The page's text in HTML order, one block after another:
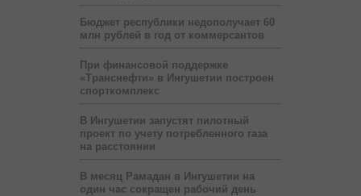
Бюджет республики недополучает 60
млн рублей в год от коммерсантов
При финансовой поддержке
«Транснефти» в Ингушетии построен
спорткомплекс
В Ингушетии запустят пилотный
проект по учету потребленного газа
на расстоянии
В месяц Рамадан в Ингушетии на
один час сокращен рабочий день